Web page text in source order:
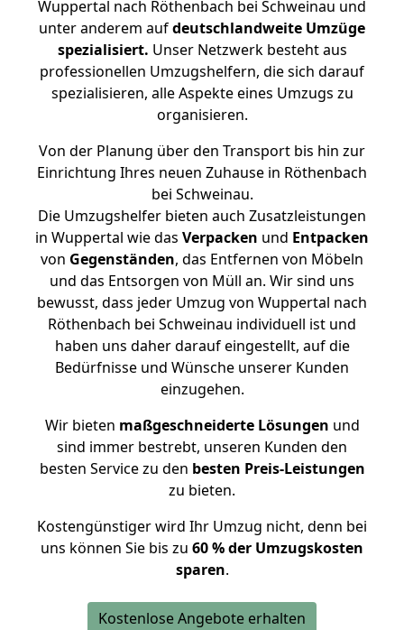
Wuppertal nach Röthenbach bei Schweinau und
unter anderem aufdeutschlandweite Umzüge
spezialisiert. Unser Netzwerk besteht aus
professionellen Umzugshelfern, die sich darauf
spezialisieren, alle Aspekte eines Umzugs zu
organisieren.
Von der Planung über den Transport bis hin zur
Einrichtung Ihres neuen Zuhause in Röthenbach
bei Schweinau.
Die Umzugshelfer bieten auch Zusatzleistungen
in Wuppertal wie das Verpacken und Entpacken
von Gegenständen, das Entfernen von Möbeln
und das Entsorgen von Müll an. Wir sind uns
bewusst, dass jeder Umzug von Wuppertal nach
Röthenbach bei Schweinau individuell ist und
haben uns daher darauf eingestellt, auf die
Bedürfnisse und Wünsche unserer Kunden
einzugehen.
Wir bieten maßgeschneiderte Lösungen und
sind immer bestrebt, unseren Kunden den
besten Service zu den besten Preis-Leistungen
zu bieten.
Kostengünstiger wird Ihr Umzug nicht, denn bei
uns können Sie bis zu 60 % der Umzugskosten
sparen.
Kostenlose Angebote erhalten